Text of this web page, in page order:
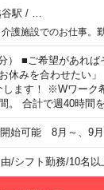
駅 /
護施設でのお仕事。
） ■ご希望があれ
を合わせたい」
ます！ ※Wワーク
。 合計で週40時間
始可能 8月～、9月
/シフト勤務/10名以